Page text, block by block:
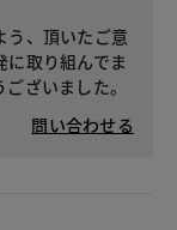
う、頂いたご意
取り組んでま
ざいました。
問い合わせる